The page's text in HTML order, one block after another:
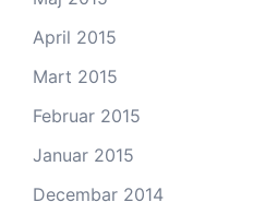
April 2015
Mart 2015
Februar 2015
Januar 2015
Decembar 2014